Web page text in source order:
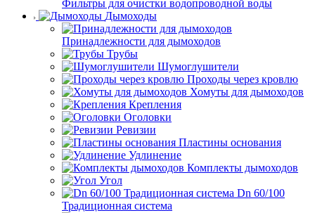
Фильтры для очистки водопроводной воды
Дымоходы
Принадлежности для дымоходов
Трубы
Шумоглушители
Проходы через кровлю
Хомуты для дымоходов
Крепления
Оголовки
Ревизии
Пластины основания
Удлинение
Комплекты дымоходов
Угол
Dn 60/100
Традиционная система